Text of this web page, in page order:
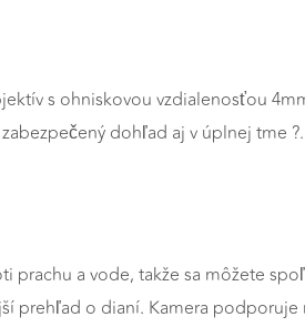
s ohniskovou vzdialenosťou
dohľad aj v úplnej tme ?.
prachu a vode, takže sa môžete
prehľad o dianí. Kamera